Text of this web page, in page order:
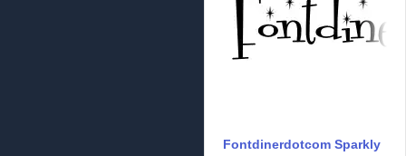
Fontdinerdotcom Sparkly